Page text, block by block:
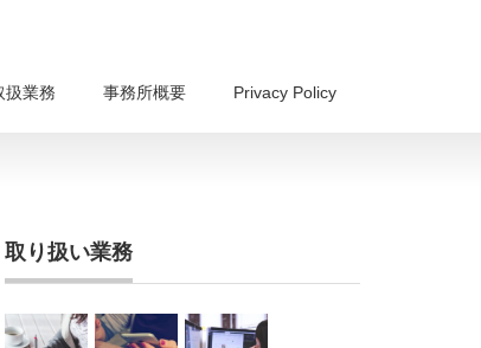
扱業務 事務所概要 Privacy Policy
取り扱い業務